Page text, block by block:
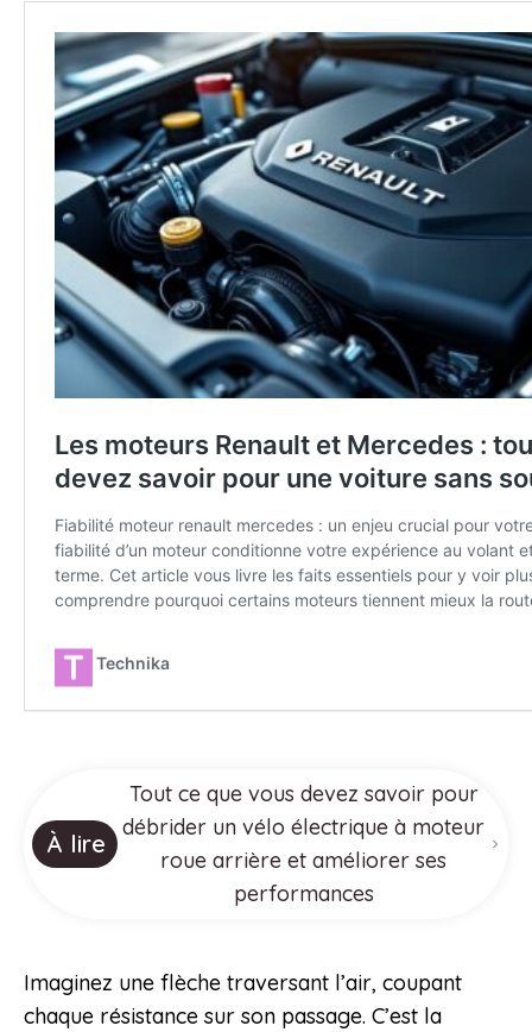
À lire
Tout ce que vous devez savoir pour
débrider un vélo électrique à moteur
roue arrière et améliorer ses
performances
Imaginez une flèche traversant l’air, coupant
chaque résistance sur son passage. C’est la